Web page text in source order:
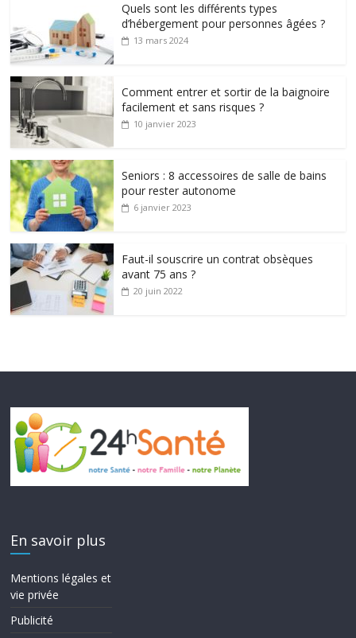
Quels sont les différents types
d’hébergement pour personnes âgées ?
13 mars 2024
Comment entrer et sortir de la baignoire
facilement et sans risques ?
10 janvier 2023
Seniors : 8 accessoires de salle de bains
pour rester autonome
6 janvier 2023
Faut-il souscrire un contrat obsèques
avant 75 ans ?
20 juin 2022
En savoir plus
Mentions légales et
vie privée
Publicité